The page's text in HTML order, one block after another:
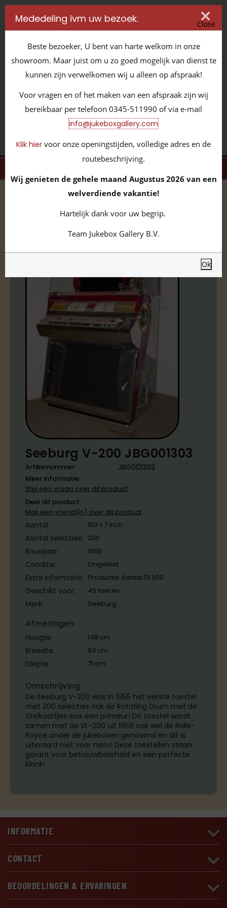
IT'S ALL ABOUT JUKEBOXES
GILDENSTRAAT 32 / 4143 HS LEERDAM / TEL:
0345 - 511990
INFO@JUKEBOXGALLERY.COM
volledige collectie / klassieke jukeboxen
Seeburg V-200 JBG001303
Artikelnummer: JBG001303
Meer informatie:
Stel een vraag over dit product
Deel dit product:
Mail een vriend(in) over dit product
Aantal: 100 x 7 inch
Aantal selecties: 200
Bouwjaar: 1955
Conditie: Ongetest
Extra informatie: Productie Aantal 13.500
Geschikt voor: 45 toeren
Merk: Seeburg
Afmetingen
Hoogte: 148 cm
Breedte: 93 cm
Diepte: 71 cm
Omschrijving
De Seeburg V-200 was in 1955 het eerste toestel
met 200 selecties ook de Rotating Drum met de
titelkaartjes was een primeur! Dit toestel wordt
samen met de VL-200 uit 1956 ook wel de Rolls-
Royce onder de jukeboxen genoemd en dit is
uiteraard niet voor niets! Deze toestellen staan
garant voor betrouwbaarheid en een perfecte
klank!
INFORMATIE
CONTACT
BEOORDELINGEN & ERVARINGEN
Mededeling ivm uw bezoek. Close
Beste bezoeker, U bent van harte welkom in onze
showroom. Maar juist om u zo goed mogelijk van dienst te
kunnen zijn verwelkomen wij u alleen op afspraak!
Voor vragen en of het maken van een afspraak zijn wij
bereikbaar per telefoon 0345-511990 of via e-mail
info@jukeboxgallery.com
Klik hier voor onze openingstijden, volledige adres en de
routebeschrijving.
Wij genieten de gehele maand Augustus 2026 van een
welverdiende vakantie!
Hartelijk dank voor uw begrip.
Team Jukebox Gallery B.V.
Ok